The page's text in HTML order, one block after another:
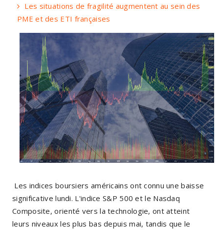
Les situations de fragilité augmentent au sein des
PME et des ETI françaises
Les indices boursiers américains ont connu une baisse
significative lundi. L'indice S&P 500 et le Nasdaq
Composite, orienté vers la technologie, ont atteint
leurs niveaux les plus bas depuis mai, tandis que le